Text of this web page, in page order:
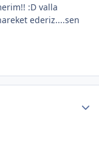
:D valla
ederiz....sen